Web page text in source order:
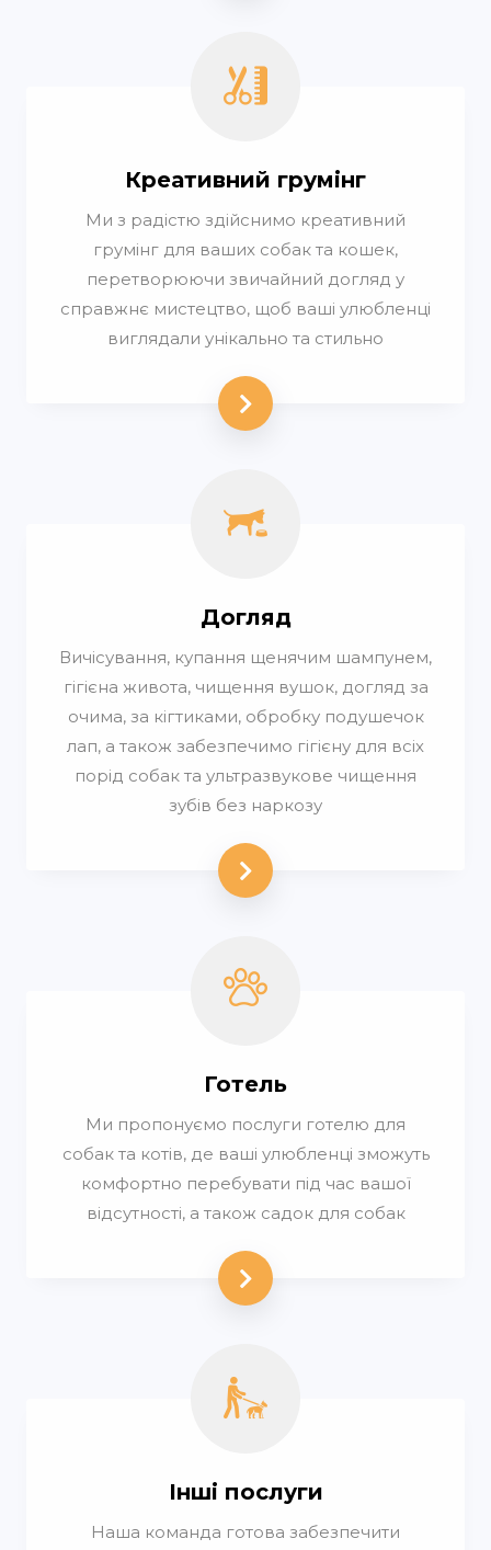
Креативний грумінг
Ми з радістю здійснимо креативний
грумінг для ваших собак та кошек,
перетворюючи звичайний догляд у
справжнє мистецтво, щоб ваші улюбленці
виглядали унікально та стильно
Догляд
Вичісування, купання щенячим шампунем,
гігієна живота, чищення вушок, догляд за
очима, за кігтиками, обробку подушечок
лап, а також забезпечимо гігієну для всіх
порід собак та ультразвукове чищення
зубів без наркозу
Готель
Ми пропонуємо послуги готелю для
собак та котів, де ваші улюбленці зможуть
комфортно перебувати під час вашої
відсутності, а також садок для собак
Інші послуги
Наша команда готова забезпечити